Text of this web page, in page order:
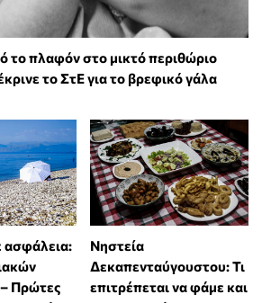
το πλαφόν στο μικτό περιθώριο
το ΣτΕ για το βρεφικό γάλα
ασφάλεια:
Πρώτες
Νηστεία
Δεκαπενταύγουστου: Τι
επιτρέπεται να φάμε και